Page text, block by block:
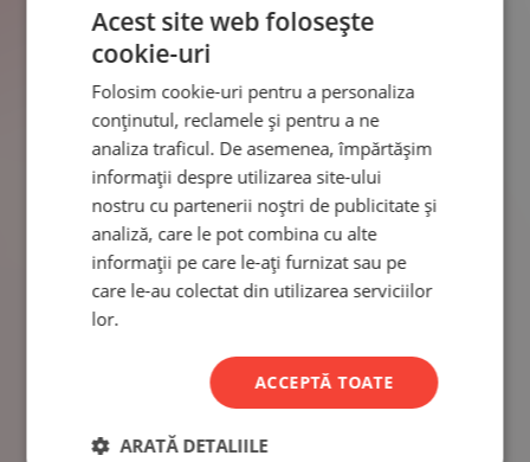
Acest site web folosește
cookie-uri
Folosim cookie-uri pentru a personaliza
conținutul, reclamele și pentru a ne
analiza traficul. De asemenea, împărtășim
informații despre utilizarea site-ului
nostru cu partenerii noștri de publicitate și
analiză, care le pot combina cu alte
informații pe care le-ați furnizat sau pe
care le-au colectat din utilizarea serviciilor
lor.
ACCEPTĂ TOATE
ARATĂ DETALIILE